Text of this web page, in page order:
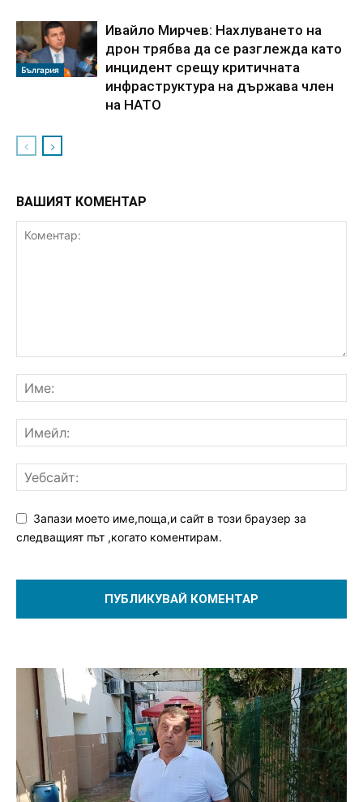
България
Ивайло Мирчев: Нахлуването на
дрон трябва да се разглежда като
инцидент срещу критичната
инфраструктура на държава член
на НАТО
ВАШИЯТ КОМЕНТАР
Запази моето име,поща,и сайт в този браузер за
следващият път ,когато коментирам.